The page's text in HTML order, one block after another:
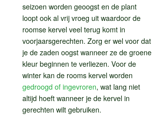
seizoen worden geoogst en de plant
loopt ook al vrij vroeg uit waardoor de
roomse kervel veel terug komt in
voorjaarsgerechten. Zorg er wel voor dat
je de zaden oogst wanneer ze de groene
kleur beginnen te verliezen. Voor de
winter kan de rooms kervel worden
gedroogd of ingevroren, wat lang niet
altijd hoeft wanneer je de kervel in
gerechten wilt gebruiken.